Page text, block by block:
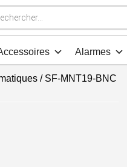
Alarmes
/ SF-MNT19-BNC